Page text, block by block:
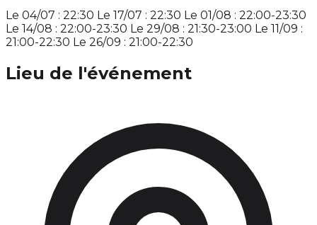
Le 04/07 : 22:30 Le 17/07 : 22:30 Le 01/08 : 22:00-23:30
Le 14/08 : 22:00-23:30 Le 29/08 : 21:30-23:00 Le 11/09 :
21:00-22:30 Le 26/09 : 21:00-22:30
Lieu de l'événement